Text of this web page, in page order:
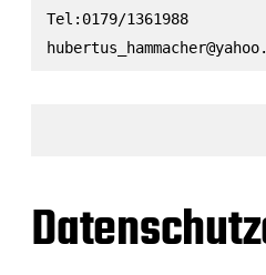
Tel:0179/1361988